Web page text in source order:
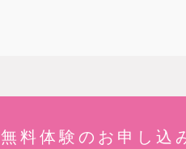
無料体験のお申し込